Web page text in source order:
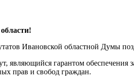
Ивановской областной Думы
являющийся гарантом
прав и свобод граждан.